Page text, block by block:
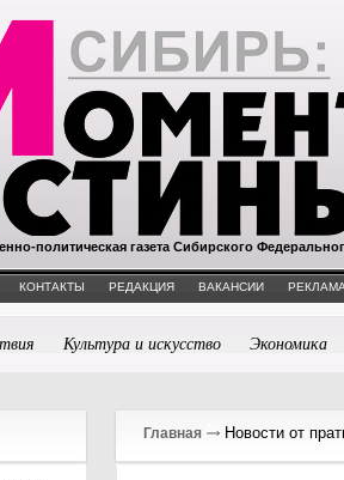
политическая газета Сибирского
КОНТАКТЫ РЕДАКЦИЯ ВАКАНСИИ
Культура и искусство Экономика
Главная Новости от